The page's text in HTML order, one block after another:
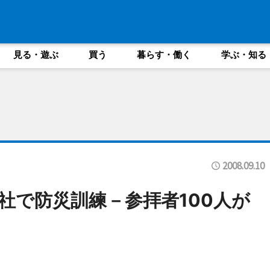
見る・遊ぶ 買う 暮らす・働く 学ぶ・知る
2008.09.10
で防災訓練－参拝者100人が